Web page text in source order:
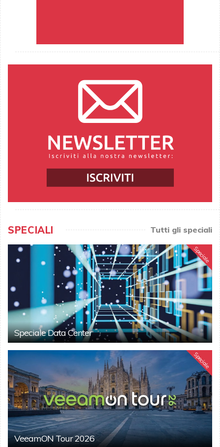
SPECIALI Tutti gli speciali
Speciale
Speciale Data Center
Speciale
VeeamON Tour 2026